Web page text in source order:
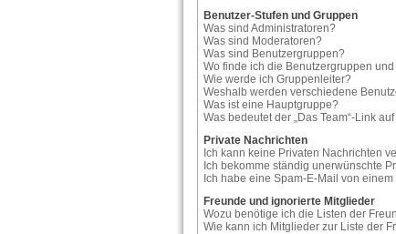
Benutzer-Stufen und Gruppen
Was sind Administratoren?
Was sind Moderatoren?
Was sind Benutzergruppen?
Wo finde ich die Benutzergruppen
Wie werde ich Gruppenleiter?
Weshalb werden verschiedene
Was ist eine Hauptgruppe?
Was bedeutet der „Das Team“-Link
Private Nachrichten
Ich kann keine Privaten Nachrichten
Ich bekomme ständig unerwünschte
Ich habe eine Spam-E-Mail von
Freunde und ignorierte Mitglieder
Wozu benötige ich die Listen der
Wie kann ich Mitglieder zur Liste der